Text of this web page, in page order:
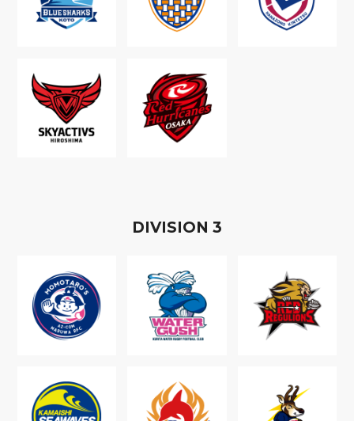
DIVISION 3